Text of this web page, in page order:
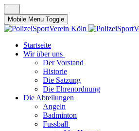
Mobile Menu Toggle
Startseite
Wir über uns
Der Vorstand
Historie
Die Satzung
Die Ehrenordnung
Die Abteilungen
Angeln
Badminton
Fussball